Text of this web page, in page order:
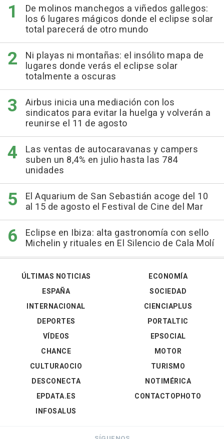
De molinos manchegos a viñedos gallegos:
los 6 lugares mágicos donde el eclipse solar
total parecerá de otro mundo
Ni playas ni montañas: el insólito mapa de
lugares donde verás el eclipse solar
totalmente a oscuras
Airbus inicia una mediación con los
sindicatos para evitar la huelga y volverán a
reunirse el 11 de agosto
Las ventas de autocaravanas y campers
suben un 8,4% en julio hasta las 784
unidades
El Aquarium de San Sebastián acoge del 10
al 15 de agosto el Festival de Cine del Mar
Eclipse en Ibiza: alta gastronomía con sello
Michelin y rituales en El Silencio de Cala Molí
ÚLTIMAS NOTICIAS
ESPAÑA
INTERNACIONAL
DEPORTES
VÍDEOS
ECONOMÍA
SOCIEDAD
CIENCIAPLUS
PORTALTIC
EPSOCIAL
CHANCE
CULTURAOCIO
DESCONECTA
EPDATA.ES
INFOSALUS
MOTOR
TURISMO
NOTIMÉRICA
CONTACTOPHOTO